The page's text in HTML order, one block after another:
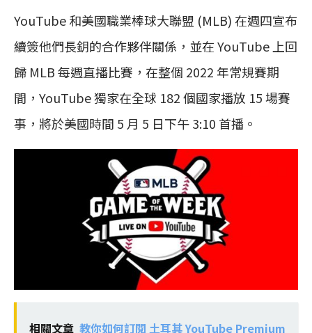
YouTube 和美國職業棒球大聯盟 (MLB) 在週四宣布
續簽他們長鈅的合作夥伴關係，並在 YouTube 上回
歸 MLB 每週直播比賽，在整個 2022 年常規賽期
間，YouTube 獨家在全球 182 個國家播放 15 場賽
事，將於美國時間 5 月 5 日下午 3:10 首播。
相關文章 教你如何訂閱 土耳其 YouTube Premium